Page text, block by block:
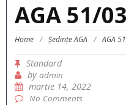
AGA 51/
Home / Ședințe AGA / AGA
Standard
by admin
martie 14, 2022
No Comments